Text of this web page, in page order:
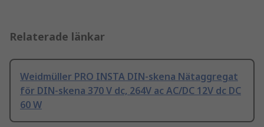
Relaterade länkar
Weidmüller PRO INSTA DIN-skena Nätaggregat
för DIN-skena 370 V dc, 264V ac AC/DC 12V dc DC
60 W